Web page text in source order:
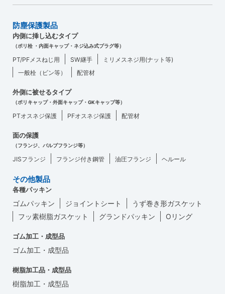
防塵保護製品
内側に挿し込むタイプ
（ポリ栓 ・内面キャップ・ネジ込み式プラグ等）
PT/PFメスねじ用 SW継手
ミリメスネジ用(ナット等)
一般栓（ビン等）
配管材
外側に被せるタイプ
（ポリキャップ・外面キャップ・GKキャップ等）
PTオスネジ保護 PFオスネジ保護 配管材
面の保護
（フランジ、バルブフランジ等）
JISフランジ フランジ付き鋼管 油圧フランジ ヘルール
その他製品
各種パッキン
ゴムパッキン ジョイントシート
うず巻き形ガスケット
フッ素樹脂ガスケット
グランドパッキン Oリング
ゴム加工・成型品
ゴム加工・成型品
樹脂加工品・成型品
樹脂加工・成型品